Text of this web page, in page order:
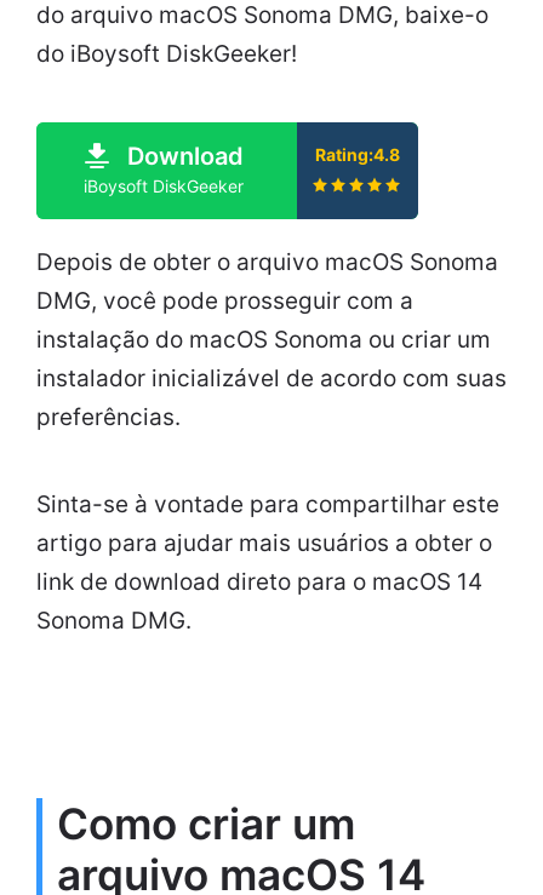
do arquivo macOS Sonoma DMG, baixe-o
do iBoysoft DiskGeeker!
Download
iBoysoft DiskGeeker
Rating:4.8
Depois de obter o arquivo macOS Sonoma
DMG, você pode prosseguir com a
instalação do macOS Sonoma ou criar um
instalador inicializável de acordo com suas
preferências.
Sinta-se à vontade para compartilhar este
artigo para ajudar mais usuários a obter o
link de download direto para o macOS 14
Sonoma DMG.
Como criar um
arquivo macOS 14